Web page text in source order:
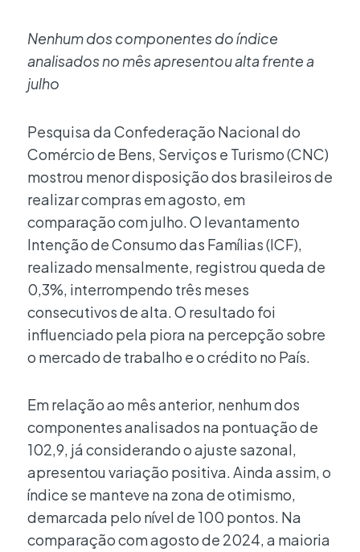
Nenhum dos componentes do índice
analisados no mês apresentou alta frente a
julho
Pesquisa da Confederação Nacional do
Comércio de Bens, Serviços e Turismo (CNC)
mostrou menor disposição dos brasileiros de
realizar compras em agosto, em
comparação com julho. O levantamento
Intenção de Consumo das Famílias (ICF),
realizado mensalmente, registrou queda de
0,3%, interrompendo três meses
consecutivos de alta. O resultado foi
influenciado pela piora na percepção sobre
o mercado de trabalho e o crédito no País.
Em relação ao mês anterior, nenhum dos
componentes analisados na pontuação de
102,9, já considerando o ajuste sazonal,
apresentou variação positiva. Ainda assim, o
índice se manteve na zona de otimismo,
demarcada pelo nível de 100 pontos. Na
comparação com agosto de 2024, a maioria